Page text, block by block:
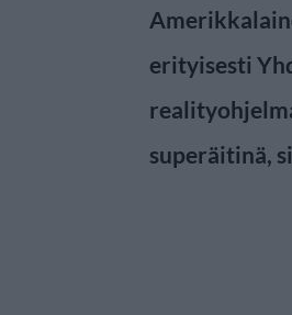
erityisesti
superäitinä,